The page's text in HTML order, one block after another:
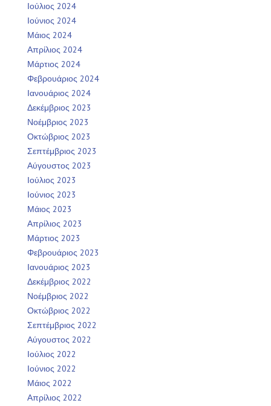
Ιούλιος 2024
Ιούνιος 2024
Μάιος 2024
Απρίλιος 2024
Μάρτιος 2024
Φεβρουάριος 2024
Ιανουάριος 2024
Δεκέμβριος 2023
Νοέμβριος 2023
Οκτώβριος 2023
Σεπτέμβριος 2023
Αύγουστος 2023
Ιούλιος 2023
Ιούνιος 2023
Μάιος 2023
Απρίλιος 2023
Μάρτιος 2023
Φεβρουάριος 2023
Ιανουάριος 2023
Δεκέμβριος 2022
Νοέμβριος 2022
Οκτώβριος 2022
Σεπτέμβριος 2022
Αύγουστος 2022
Ιούλιος 2022
Ιούνιος 2022
Μάιος 2022
Απρίλιος 2022